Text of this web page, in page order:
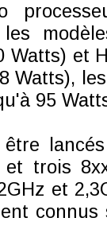
Watts) et
Watts),
95
trois
et